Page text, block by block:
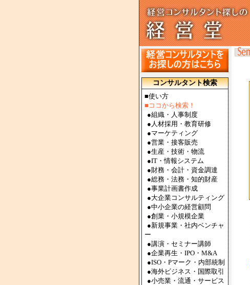
コンサルタント検索
■使い方
■ココから検索！
●組織・人事制度
● 人材採用・教育研修
●マーケティング
●営業・接客販売
●生産・技術・物流
●IT・情報システム
●財務・会計・資金調達
●総務・法務・知的財産
●事業計画書作成
●大企業コンサルティング
●中小企業の経営顧問
●創業・小規模企業
●新規事業・社内ベンチャ
ー
●講演・セミナー講師
●企業再生・IPO・M&A
●ISO・Pマーク・内部統制
●海外ビジネス・国際取引
●小売業・流通・サービス